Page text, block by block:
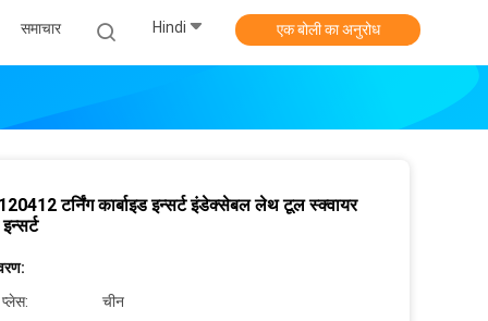
समाचार Hindi एक बोली का अनुरोध
टर्निंग कार्बाइड इन्सर्ट इंडेक्सेबल लेथ टूल स्क्वायर
प्लेस:
चीन